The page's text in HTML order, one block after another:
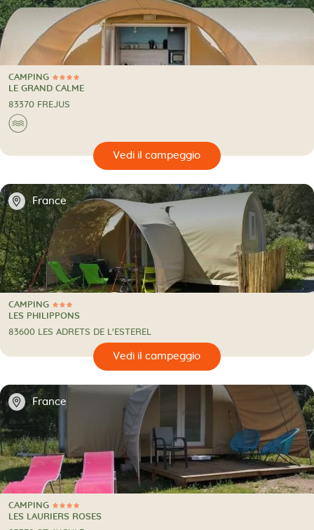
4 Stelle
CAMPING
CAMPING
LE GRAND CALME
83370 FREJUS
🌊
🔍
📍 France
3 Stelle
CAMPING
CAMPING
LES PHILIPPONS
83600 LES ADRETS DE L'ESTEREL
🔍
📍 France
4 Stelle
CAMPING
CAMPING
LES LAURIERS ROSES